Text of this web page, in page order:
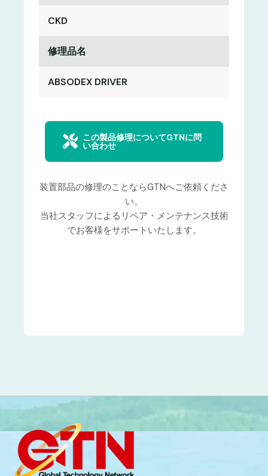
CKD
修理品名
ABSODEX DRIVER
この製品修理についてGTNに問
い合わせ
装置部品の修理のことならGTNへご依頼くださ
い。
当社スタッフによるリペア・メンテナンス技術
でお客様をサポートいたします。